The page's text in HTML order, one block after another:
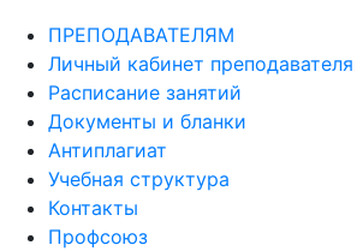
ПРЕПОДАВАТЕЛЯМ
Личный кабинет преподавателя
Расписание занятий
Документы и бланки
Антиплагиат
Учебная структура
Контакты
Профсоюз